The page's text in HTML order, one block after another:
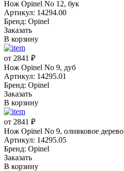
Нож Opinel No 12, бук
Артикул: 14294.00
Бренд: Opinel
Заказать
В корзину
от 2841 ₽
Нож Opinel No 9, дуб
Артикул: 14295.01
Бренд: Opinel
Заказать
В корзину
от 2841 ₽
Нож Opinel No 9, оливковое дерево
Артикул: 14295.05
Бренд: Opinel
Заказать
В корзину